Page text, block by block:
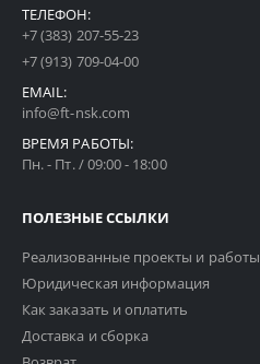
ТЕЛЕФОН:
+7 (383) 207-55-23
+7 (913) 709-04-00
EMAIL:
info@ft-nsk.com
ВРЕМЯ РАБОТЫ:
Пн. - Пт. / 09:00 - 18:00
ПОЛЕЗНЫЕ ССЫЛКИ
Реализованные проекты и работы
Юридическая информация
Как заказать и оплатить
Доставка и сборка